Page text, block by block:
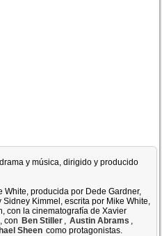
y música, dirigido y producido
producida por Dede Gardner,
Kimmel, escrita por Mike White,
con la cinematografía de Xavier
con Ben Stiller , Austin Abrams ,
Sheen como protagonistas.